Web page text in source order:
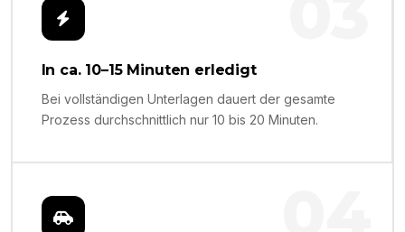
In ca. 10–15 Minuten erledigt
Bei vollständigen Unterlagen dauert der gesamte
Prozess durchschnittlich nur 10 bis 20 Minuten.